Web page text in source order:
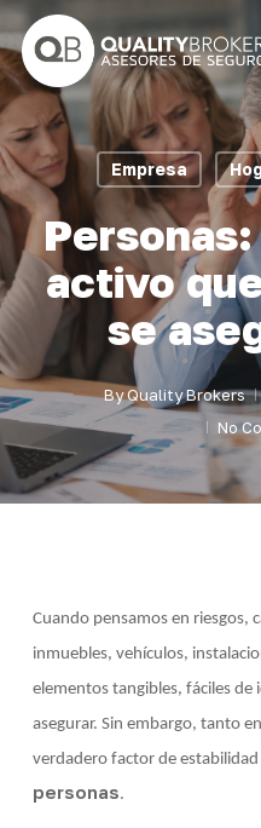
Skip
to
main
content
Empresa
activo
se
ByQuality Brokers
No
Cuando pensamos en riesgos,
inmuebles, vehículos,
elementos tangibles, fáciles
asegurar. Sin embargo, tanto
verdadero factor de
personas.